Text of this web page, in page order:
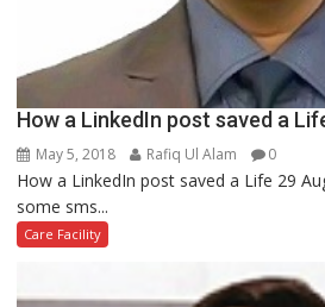
How a LinkedIn post saved a
May 5, 2018 Rafiq Ul Alam 0
How a LinkedIn post saved a Life 29
some sms...
Care Facility